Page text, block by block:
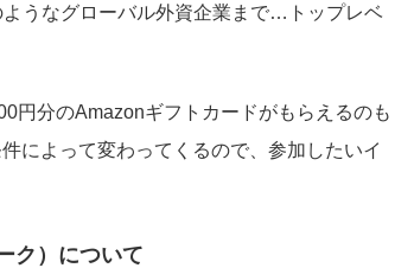
うなグローバル外資企業まで…トップレベ
円分のAmazonギフトカードがもらえるのも
によって変わってくるので、参加したいイ
ク）について